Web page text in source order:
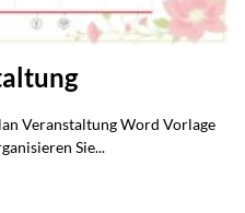
Veranstaltung Word Vorlage
Sie...